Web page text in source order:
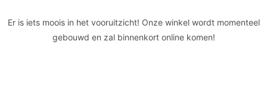
Er is iets moois in het vooruitzicht! Onze winkel wordt momenteel
gebouwd en zal binnenkort online komen!